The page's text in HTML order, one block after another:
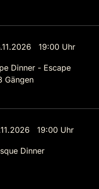
19:00 Uhr
Dinner - Escape
Gängen
19:00 Uhr
Dinner